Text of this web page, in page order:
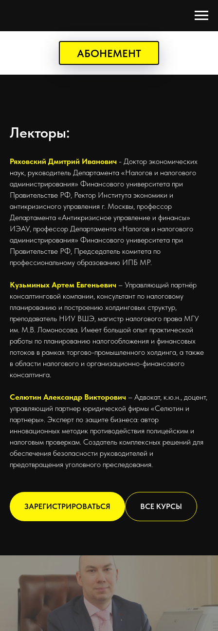
АБОНЕМЕНТ
Лекторы:
Ряховский Дмитрий Иванович - Доктор экономических
наук, руководитель Департамента «Налогов и налогового
администрирования» Финансового университета при
Правительстве РФ, Ректор Института экономики и
антикризисного управления г. Москвы, профессор
Департамента «Антикризисное управление и финансы»
ИЭАУ, профессор Департамента «Налогов и налогового
администрирования» Финансового университета при
Правительстве РФ, Председатель комитета по
профессиональному образованию ИПБ МР.
Кузьминых Артем Евгеньевич – Управляющий партнёр
консалтинговой компании, консультант по налоговому
планированию и построению холдинговых структур,
преподаватель НИУ ВШЭ, магистр налогового права МГУ
им. М.В. Ломоносова. Имеет большой опыт практической
работы по планированию налогообложения и финансовых
потоков в рамках торгово-промышленного холдинга, а также
в области налогового и организационно-финансового
консалтинга.
Селютин Александр Викторович – Адвокат, к.ю.н., доцент,
управляющий партнер юридической фирмы «Селютин и
партнеры». Эксперт по защите бизнеса: автор
инновационных методик противодействия полицейским и
налоговым проверкам. Создатель комплексных решений для
обеспечения безопасности руководителей и
предотвращения уголовного преследования.
ЗАРЕГИСТРИРОВАТЬСЯ ВСЕ КУРСЫ